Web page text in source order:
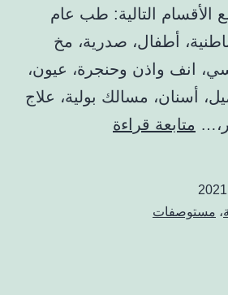
التالية: طب عام
أطفال، صدرية، مخ
انف واذن وحنجرة، عيون،
أسنان، مسالك بولية، علاج
متابعة قراءة
، مستوصفات